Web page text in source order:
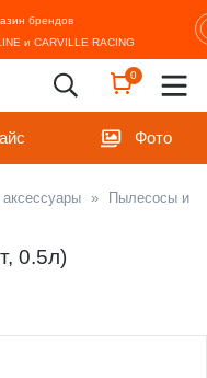
брендов
и CARVILLE RACING
0
Фото
»
Пылесосы и
0.5л)